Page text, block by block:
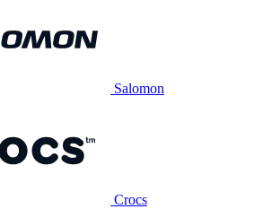
Salomon
Crocs